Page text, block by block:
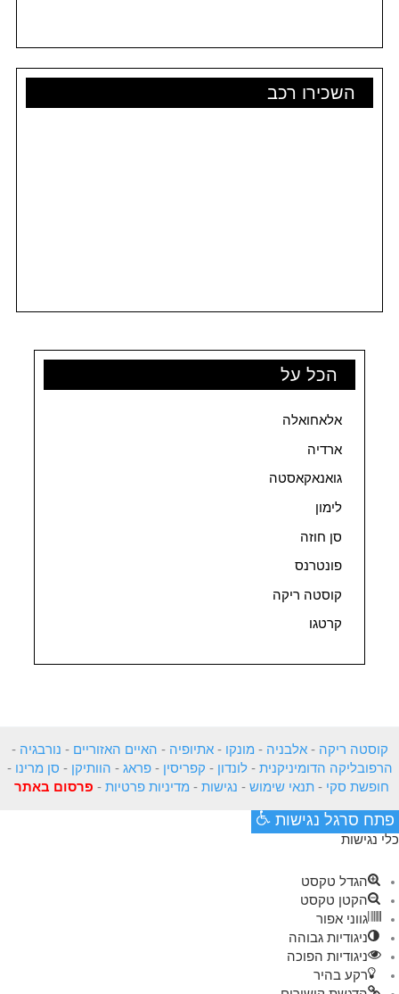
השכירו רכב
הכל על
אלאחואלה
ארדיה
גואנאקאסטה
לימון
סן חוזה
פונטרנס
קוסטה ריקה
קרטגו
קוסטה ריקה -אלבניה - מונקו -אתיופיה - האיים האזוריים - נורבגיה -
הרפובליקה הדומיניקנית -לונדון - קפריסין -פראג - הוותיקן - סן מרינו -
חופשת סקי -תנאי שימוש - נגישות - מדיניות פרטיות - פרסום באתר
פתח סרגל נגישות
כלי נגישות
הגדל טקסט
הקטן טקסט
גווני אפור
ניגודיות גבוהה
ניגודיות הפוכה
רקע בהיר